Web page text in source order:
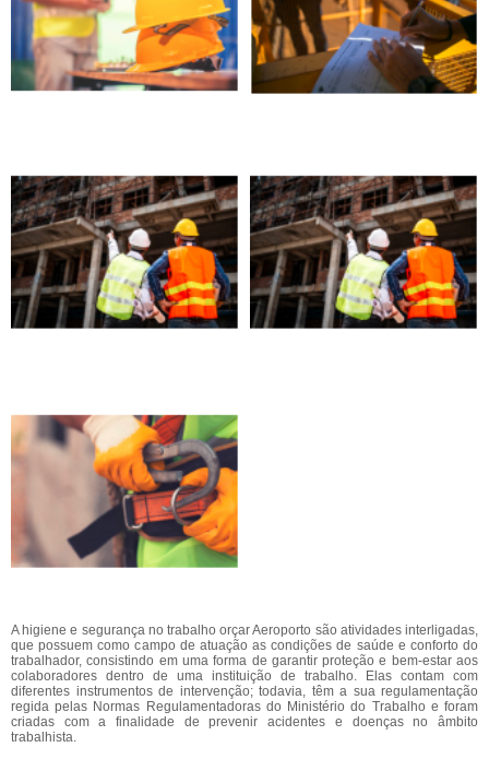
A higiene e segurança no trabalho orçar Aeroporto são atividades interligadas,
que possuem como campo de atuação as condições de saúde e conforto do
trabalhador, consistindo em uma forma de garantir proteção e bem-estar aos
colaboradores dentro de uma instituição de trabalho. Elas contam com
diferentes instrumentos de intervenção; todavia, têm a sua regulamentação
regida pelas Normas Regulamentadoras do Ministério do Trabalho e foram
criadas com a finalidade de prevenir acidentes e doenças no âmbito
trabalhista.